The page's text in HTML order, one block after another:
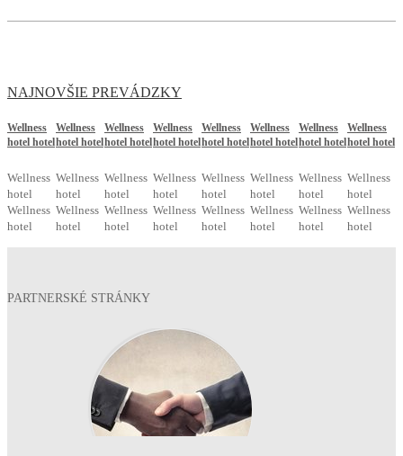
NAJNOVŠIE PREVÁDZKY
Wellness
hotel hotel
Wellness
hotel
Wellness
hotel
Wellness
hotel hotel
Wellness
hotel
Wellness
hotel
Wellness
hotel hotel
Wellness
hotel
Wellness
hotel
Wellness
hotel hotel
Wellness
hotel
Wellness
hotel
Wellness
hotel hotel
Wellness
hotel
Wellness
hotel
Wellness
hotel hotel
Wellness
hotel
Wellness
hotel
Wellness
hotel hotel
Wellness
hotel
Wellness
hotel
Wellness
hotel hotel
Wellness
hotel
Wellness
hotel
PARTNERSKÉ STRÁNKY